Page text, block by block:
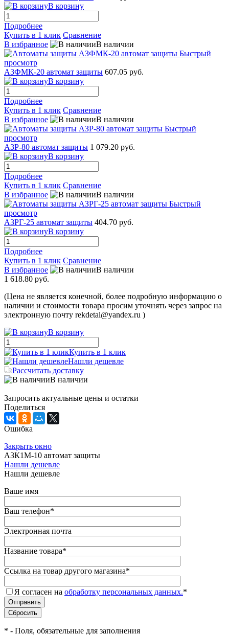
В корзину
Подробнее
Купить в 1 клик Сравнение
В избранное
В наличии
Быстрый
просмотр
АЗФМК-20 автомат защиты 607.05 руб.
В корзину
Подробнее
Купить в 1 клик Сравнение
В избранное
В наличии
Быстрый
просмотр
АЗР-80 автомат защиты 1 079.20 руб.
В корзину
Подробнее
Купить в 1 клик Сравнение
В избранное
В наличии
Быстрый
просмотр
АЗРГ-25 автомат защиты 404.70 руб.
В корзину
Подробнее
Купить в 1 клик Сравнение
В избранное
В наличии
1 618.80 руб.
(Цена не является конечной, более подробную информацию о
наличии и стоимости товара просим уточнять через запрос на
электронную почту rekdetal@yandex.ru )
В корзину
Купить в 1 клик
Нашли дешевле
Рассчитать доставку
В наличии
Запросить актуальные цены и остатки
Поделиться
Ошибка
Закрыть окно
АЗК1М-10 автомат защиты
Нашли дешевле
Нашли дешевле
Ваше имя
Ваш телефон*
Электронная почта
Название товара*
Ссылка на товар другого магазина*
Я согласен на обработку персональных данных.*
* - Поля, обязательные для заполнения